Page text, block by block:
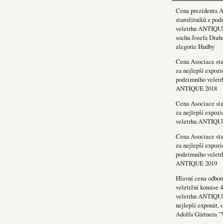
Cena prezidenta
starožitníků z
veletrhu
sochu Josefa
alegorie Hudby
Cena Asociace
za nejlepší
podzimního
ANTIQUE 2018
Cena Asociace
za nejlepší
veletrhu
Cena Asociace
za nejlepší
podzimního
ANTIQUE 2019
Hlavní cena
veletržní komise
veletrhu
nejlepší exponát,
Adolfa Gärtnera